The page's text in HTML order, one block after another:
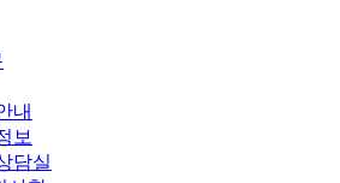
내
보
담실